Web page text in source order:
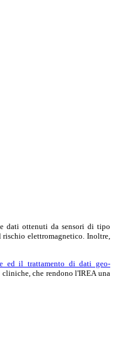
dati ottenuti da sensori di tipo
elettromagnetico. Inoltre,
ed il trattamento di dati geo-
che rendono l'IREA una